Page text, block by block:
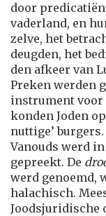
door
vaderland, en
zelve, het
deugden, het
den afkeer van
Preken werden
instrument voor
konden Joden
nuttige’
Vanouds werd
gepreekt. De
werd genoemd,
halachisch.
Joodsjuridische